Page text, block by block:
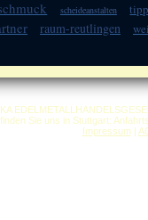
scheideanstalten
raum-reutlingen
Sie uns in Stuttgart:
Impressum|